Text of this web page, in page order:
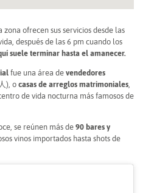
ofrecen sus servicios desde las
después de las 6 pm cuando los
suele terminar hasta el amanecer.
fue una área de vendedores
), o casas de arreglos matrimoniales
de vida nocturna más famosos de
se reúnen más de 90 bares y
vinos importados hasta shots de